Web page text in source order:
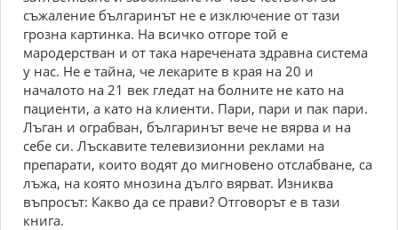
съжаление българинът не е изключение от тази
грозна картинка. На всичко отгоре той е
мародерстван и от така наречената здравна система
у нас. Не е тайна, че лекарите в края на 20 и
началото на 21 век гледат на болните не като на
пациенти, а като на клиенти. Пари, пари и пак пари.
Лъган и ограбван, българинът вече не вярва и на
себе си. Лъскавите телевизионни реклами на
препарати, които водят до мигновено отслабване, са
лъжа, на която мнозина дълго вярват. Изниква
въпросът: Какво да се прави? Отговорът е в тази
книга.